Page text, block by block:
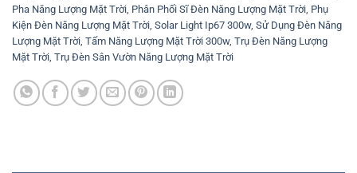
Pha Năng Lượng Mặt Trời Phân Phối Sĩ Đèn Năng Lượng Mặt Trời Phụ
Kiện Đèn Năng Lượng Mặt Trời Solar Light Ip67 300w, Sử Dụng Đèn Năng
Lượng Mặt Trời Tấm Năng Lượng Mặt Trời 300w, Trụ Đèn Năng Lượng
Mặt Trời Trụ Đèn Sân Vườn Năng Lượng Mặt Trời